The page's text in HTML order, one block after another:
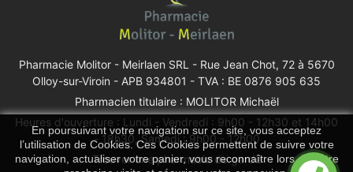
En poursuivant votre navigation sur ce site, vous acceptez
l’utilisation de Cookies. Ces Cookies permettent de suivre votre
navigation, actualiser votre panier, vous reconnaître lors de votre
Pharmacie Molitor - Meirlaen SRL - Rue Jean Chot, 72 à 5670
Olloy-sur-Viroin - APB 934801 - TVA : BE 0876 905 635
Pharmacien titulaire : MOLITOR Michaël
Heures d'ouverture : Lundi - Vendredi : 9h00 - 12h30 et 14h00
- 18h30, Samedi : 9h00 - 12h00
Trouver une pharmacie de garde